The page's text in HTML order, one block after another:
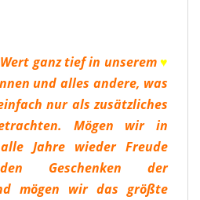
ganz tief in unserem♥
und alles andere, was
nur als zusätzliches
Mögen wir in
Jahre wieder Freude
Geschenken der
mögen wir das größte